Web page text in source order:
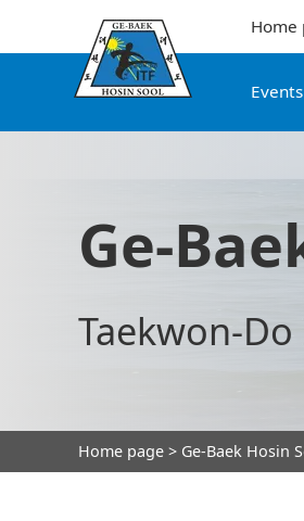
Home
Ge-
Taekwon-Do
Home page > Ge-Baek Hosin